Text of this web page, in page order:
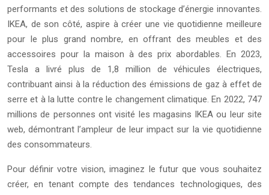
performants et des solutions de stockage d’énergie innovantes.
IKEA, de son côté, aspire à créer une vie quotidienne meilleure
pour le plus grand nombre, en offrant des meubles et des
accessoires pour la maison à des prix abordables. En 2023,
Tesla a livré plus de 1,8 million de véhicules électriques,
contribuant ainsi à la réduction des émissions de gaz à effet de
serre et à la lutte contre le changement climatique. En 2022, 747
millions de personnes ont visité les magasins IKEA ou leur site
web, démontrant l’ampleur de leur impact sur la vie quotidienne
des consommateurs.
Pour définir votre vision, imaginez le futur que vous souhaitez
créer, en tenant compte des tendances technologiques, des